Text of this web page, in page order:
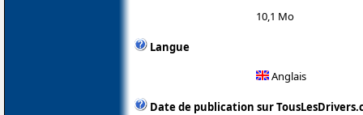
10,1 Mo
Langue
Anglais
Date de publication sur